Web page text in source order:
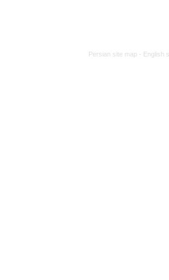
Persian site map - English